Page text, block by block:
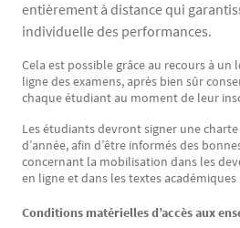
entièrement à distance qui
individuelle des performances.
Cela est possible grâce au recours à un
ligne des examens, après bien sûr
chaque étudiant au moment de leur
Les étudiants devront signer une
d’année, afin d’être informés des
concernant la mobilisation dans les
en ligne et dans les textes académiques
Conditions matérielles d’accès aux